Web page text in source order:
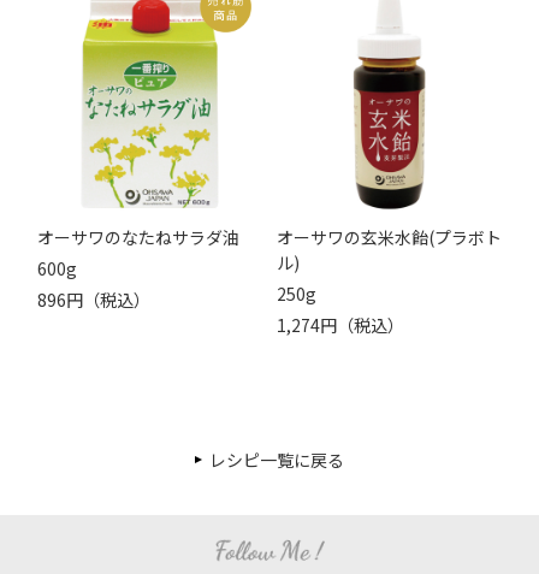
オーサワのなたねサラダ油
600g
896円（税込）
オーサワの玄米水飴(プラボト
ル)
250g
1,274円（税込）
レシピ一覧に戻る